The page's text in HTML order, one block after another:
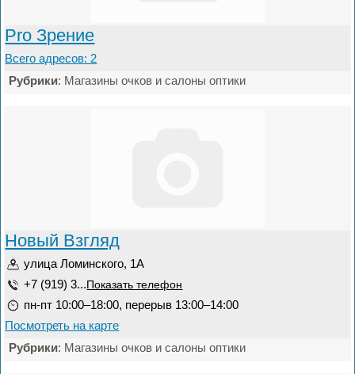
Pro Зрение
Всего адресов: 2
Рубрики: Магазины очков и салоны оптики
Новый Взгляд
улица Ломинского, 1А
+7 (919) 3... Показать телефон
пн-пт 10:00–18:00, перерыв 13:00–14:00
Посмотреть на карте
Рубрики: Магазины очков и салоны оптики